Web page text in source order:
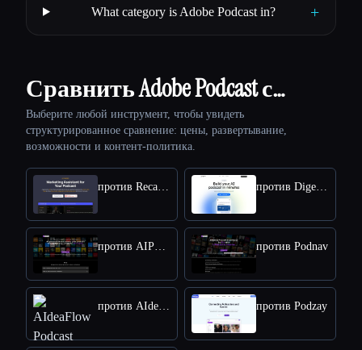
What category is Adobe Podcast in? +
Сравнить Adobe Podcast с…
Выберите любой инструмент, чтобы увидеть
структурированное сравнение: цены, развертывание,
возможности и контент-политика.
против Podnav
против Podzay